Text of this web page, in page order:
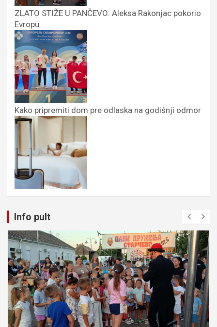
ZLATO STIŽE U PANČEVO: Aleksa Rakonjac pokorio
Evropu
Kako pripremiti dom pre odlaska na godišnji odmor
Info pult